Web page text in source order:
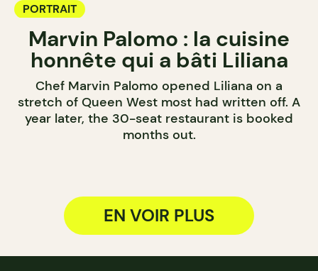
PORTRAIT
Marvin Palomo : la cuisine
honnête qui a bâti Liliana
Chef Marvin Palomo opened Liliana on a
stretch of Queen West most had written off. A
year later, the 30-seat restaurant is booked
months out.
EN VOIR PLUS